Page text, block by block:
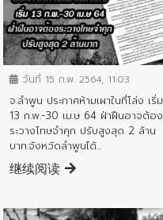
ข่าวประชาสัมพันธ์
วันที่ 15 ก.พ. 2564, 11:03
จ.ลำพูน ประกาศห้ามเผาในที่โล่ง เริ่ม
13 ก.พ.-30 เม.ษ 64 ฝ่าฝืนอาจต้อง
ระวางโทษจำคุก ปรับสูงสุด 2 ล้าน
บาท.จังหวัดลําพูนได้...
继续阅读